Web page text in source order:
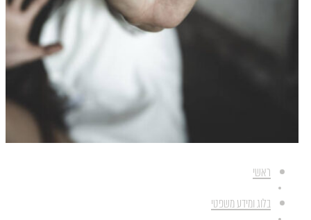
ראשי
בלוג ומידע משפטי